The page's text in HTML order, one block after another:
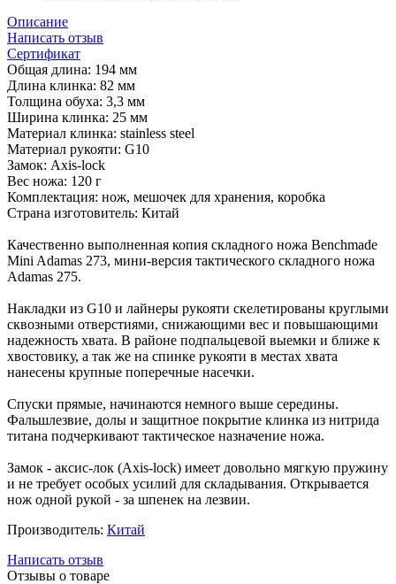
Описание
Написать отзыв
Сертификат
Общая длина: 194 мм
Длина клинка: 82 мм
Толщина обуха: 3,3 мм
Ширина клинка: 25 мм
Материал клинка: stainless steel
Материал рукояти: G10
Замок: Axis-lock
Вес ножа: 120 г
Комплектация: нож, мешочек для хранения, коробка
Страна изготовитель: Китай
Качественно выполненная копия складного ножа Benchmade
Mini Adamas 273, мини-версия тактического складного ножа
Adamas 275.
Накладки из G10 и лайнеры рукояти скелетированы круглыми
сквозными отверстиями, снижающими вес и повышающими
надежность хвата. В районе подпальцевой выемки и ближе к
хвостовику, а так же на спинке рукояти в местах хвата
нанесены крупные поперечные насечки.
Спуски прямые, начинаются немного выше середины.
Фальшлезвие, долы и защитное покрытие клинка из нитрида
титана подчеркивают тактическое назначение ножа.
Замок - аксис-лок (Axis-lock) имеет довольно мягкую пружину
и не требует особых усилий для складывания. Открывается
нож одной рукой - за шпенек на лезвии.
Производитель: Китай
Написать отзыв
Отзывы о товаре